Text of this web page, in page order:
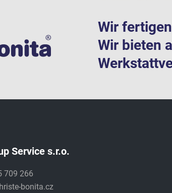
Wir
Wir bieten
Service s.r.o.
709 266
bonita.cz